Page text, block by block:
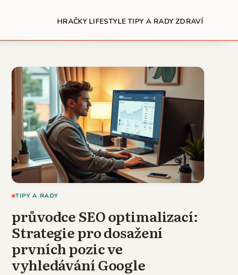
HRAČKY LIFESTYLE TIPY A RADY ZDRAVÍ
průvodce SEO optimalizací:
Strategie pro dosažení
prvních pozic ve
vyhledávání Google
TIPY A RADY